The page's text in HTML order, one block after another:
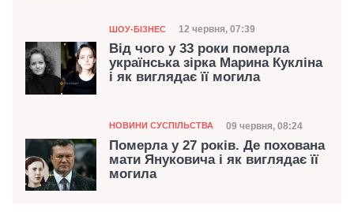
Категорія
ШОУ-БІЗНЕС Дата публікації
12 червня, 07:39
Від чого у 33 роки померла
українська зірка Марина Кукліна
і як виглядає її могила
Категорія
НОВИНИ СУСПІЛЬСТВА Дата публікації
09 червня, 08:24
Померла у 27 років. Де похована
мати Януковича і як виглядає її
могила